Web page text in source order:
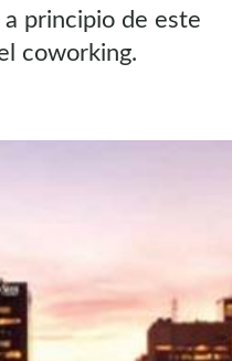
principio de este
coworking.